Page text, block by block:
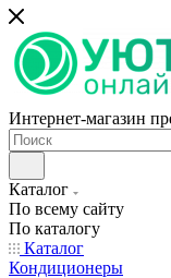
Интернет-магазин
Каталог
По всему сайту
По каталогу
Каталог
Кондиционеры